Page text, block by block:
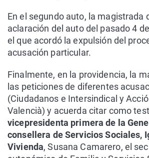
En el segundo auto, la magistrada
aclaración del auto del pasado 4
el que acordó la expulsión del
acusación particular.
Finalmente, en la providencia, la
las peticiones de diferentes
(Ciudadanos e Intersindical y
Valencià) y acuerda citar como
vicepresidenta primera de la
consellera de Servicios Sociales,
Vivienda, Susana Camarero, el